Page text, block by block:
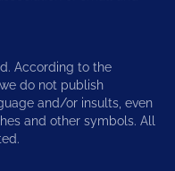
According to the
do not publish
and/or insults, even
and other symbols. All